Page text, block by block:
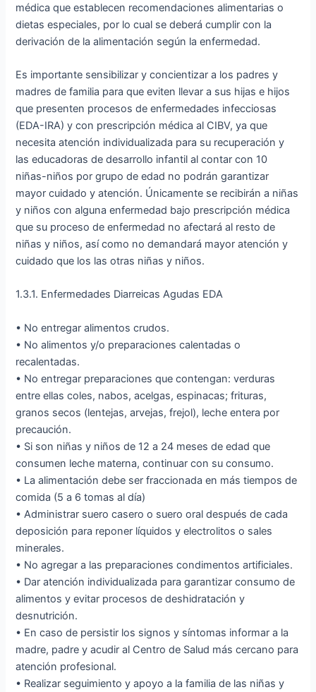
médica que establecen recomendaciones alimentarias o
dietas especiales, por lo cual se deberá cumplir con la
derivación de la alimentación según la enfermedad.
Es importante sensibilizar y concientizar a los padres y
madres de familia para que eviten llevar a sus hijas e hijos
que presenten procesos de enfermedades infecciosas
(EDA-IRA) y con prescripción médica al CIBV, ya que
necesita atención individualizada para su recuperación y
las educadoras de desarrollo infantil al contar con 10
niñas-niños por grupo de edad no podrán garantizar
mayor cuidado y atención. Únicamente se recibirán a niñas
y niños con alguna enfermedad bajo prescripción médica
que su proceso de enfermedad no afectará al resto de
niñas y niños, así como no demandará mayor atención y
cuidado que los las otras niñas y niños.
1.3.1. Enfermedades Diarreicas Agudas EDA
• No entregar alimentos crudos.
• No alimentos y/o preparaciones calentadas o
recalentadas.
• No entregar preparaciones que contengan: verduras
entre ellas coles, nabos, acelgas, espinacas; frituras,
granos secos (lentejas, arvejas, frejol), leche entera por
precaución.
• Si son niñas y niños de 12 a 24 meses de edad que
consumen leche materna, continuar con su consumo.
• La alimentación debe ser fraccionada en más tiempos de
comida (5 a 6 tomas al día)
• Administrar suero casero o suero oral después de cada
deposición para reponer líquidos y electrolitos o sales
minerales.
• No agregar a las preparaciones condimentos artificiales.
• Dar atención individualizada para garantizar consumo de
alimentos y evitar procesos de deshidratación y
desnutrición.
• En caso de persistir los signos y síntomas informar a la
madre, padre y acudir al Centro de Salud más cercano para
atención profesional.
• Realizar seguimiento y apoyo a la familia de las niñas y